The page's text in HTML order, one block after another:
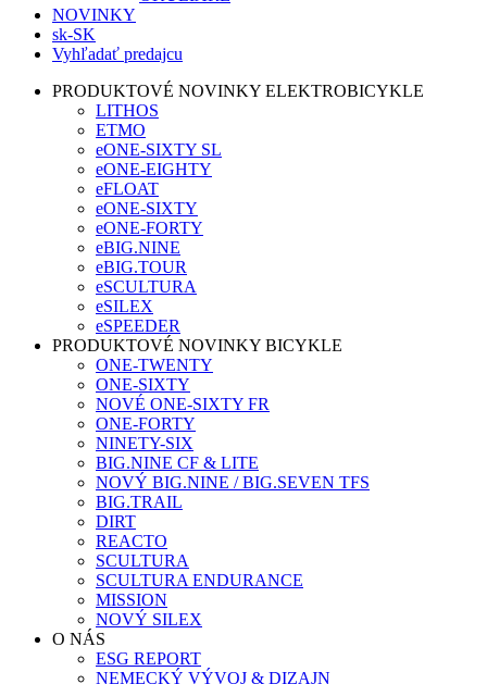
NOVINKY
sk-SK
Vyhľadať predajcu
PRODUKTOVÉ NOVINKY ELEKTROBICYKLE
LITHOS
ETMO
eONE-SIXTY SL
eONE-EIGHTY
eFLOAT
eONE-SIXTY
eONE-FORTY
eBIG.NINE
eBIG.TOUR
eSCULTURA
eSILEX
eSPEEDER
PRODUKTOVÉ NOVINKY BICYKLE
ONE-TWENTY
ONE-SIXTY
NOVÉ ONE-SIXTY FR
ONE-FORTY
NINETY-SIX
BIG.NINE CF & LITE
NOVÝ BIG.NINE / BIG.SEVEN TFS
BIG.TRAIL
DIRT
REACTO
SCULTURA
SCULTURA ENDURANCE
MISSION
NOVÝ SILEX
O NÁS
ESG REPORT
NEMECKÝ VÝVOJ & DIZAJN